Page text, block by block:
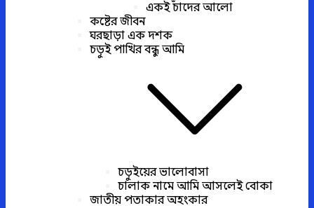
একই চাঁদের আলো
কষ্টের জীবন
ঘরছাড়া এক দশক
চড়ুই পাখির বন্ধু আমি
চড়ুইয়ের ভালোবাসা
চালাক নামে আমি আসলেই বোকা
জাতীয় পতাকার অহংকার